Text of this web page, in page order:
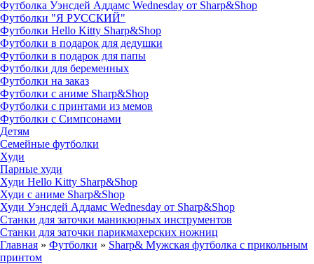
Футболка Уэнсдей Аддамс Wednesday от Sharp&Shop
Футболки "Я РУССКИЙ"
Футболки Hello Kitty Sharp&Shop
Футболки в подарок для дедушки
Футболки в подарок для папы
Футболки для беременных
Футболки на заказ
Футболки с аниме Sharp&Shop
Футболки с принтами из мемов
Футболки с Симпсонами
Детям
Семейные футболки
Худи
Парные худи
Худи Hello Kitty Sharp&Shop
Худи с аниме Sharp&Shop
Худи Уэнсдей Аддамс Wednesday от Sharp&Shop
Станки для заточки маникюрных инструментов
Станки для заточки парикмахерских ножниц
Главная » Футболки » Sharp& Мужская футболка с прикольным
принтом